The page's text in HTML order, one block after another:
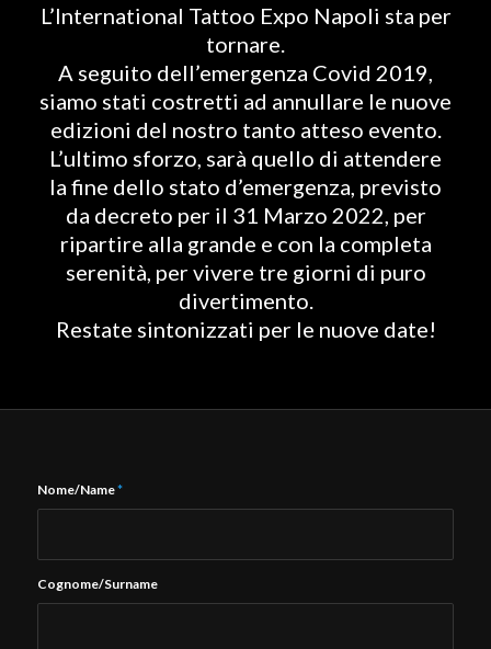
L’International Tattoo Expo Napoli sta per
tornare.
A seguito dell’emergenza Covid 2019,
siamo stati costretti ad annullare le nuove
edizioni del nostro tanto atteso evento.
L’ultimo sforzo, sarà quello di attendere
la fine dello stato d’emergenza, previsto
da decreto per il 31 Marzo 2022, per
ripartire alla grande e con la completa
serenità, per vivere tre giorni di puro
divertimento.
Restate sintonizzati per le nuove date!
Nome/Name*
Cognome/Surname